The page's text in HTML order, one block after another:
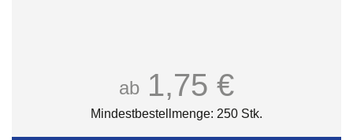
ab 1,75 €
Mindestbestellmenge: 250 Stk.